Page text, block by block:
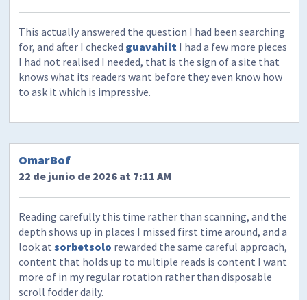
This actually answered the question I had been searching
for, and after I checked guavahilt I had a few more pieces
I had not realised I needed, that is the sign of a site that
knows what its readers want before they even know how
to ask it which is impressive.
OmarBof
22 de junio de 2026 at 7:11 AM
Reading carefully this time rather than scanning, and the
depth shows up in places I missed first time around, and a
look atsorbetsolo rewarded the same careful approach,
content that holds up to multiple reads is content I want
more of in my regular rotation rather than disposable
scroll fodder daily.